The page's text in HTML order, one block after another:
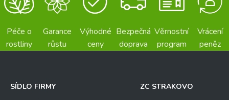
Péče o
rostliny
Garance
růstu
Výhodné
ceny
Bezpečná
doprava
Věrnostní
program
Vrácení
peněz
SÍDLO FIRMY
ZC STRAKOVO